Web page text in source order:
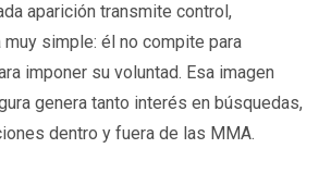
aparición transmite control,
muy simple: él no compite para
imponer su voluntad. Esa imagen
genera tanto interés en búsquedas,
dentro y fuera de las MMA.